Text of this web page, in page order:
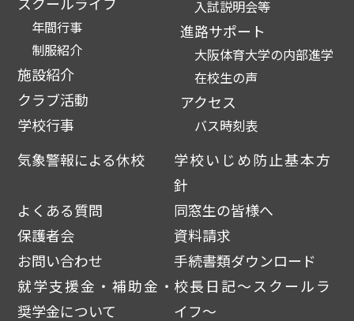
年間行事
制服紹介
施設紹介
クラブ活動
学校行事
入試説明会等
進路サポート
大阪体育大学の内部進学
在校生の声
アクセス
バス時刻表
気象警報による休校
学校いじめ防止基本方
針
よくある質問
同窓生の皆様へ
保護者会
資料請求
お問い合わせ
手続書類ダウンロード
就学支援金・補助金・
奨学金について
校長日記～スクールラ
イフ～